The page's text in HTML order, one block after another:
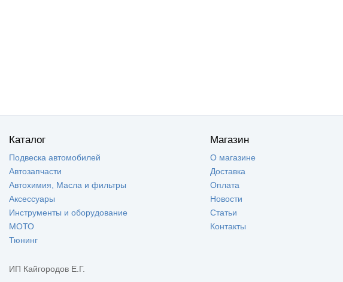
Каталог
Подвеска автомобилей
Автозапчасти
Автохимия, Масла и фильтры
Аксессуары
Инструменты и оборудование
МОТО
Тюнинг
Магазин
О магазине
Доставка
Оплата
Новости
Статьи
Контакты
ИП Кайгородов Е.Г.